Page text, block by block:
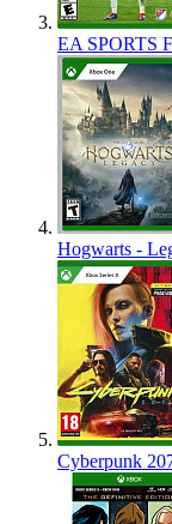
EA SPORTS
Hogwarts -
Cyberpunk